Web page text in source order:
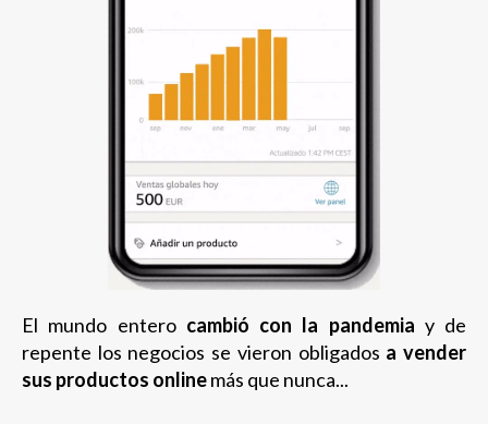
El mundo entero cambió con la pandemia y de
repente los negocios se vieron obligados a vender
sus productos onlinemás que nunca...